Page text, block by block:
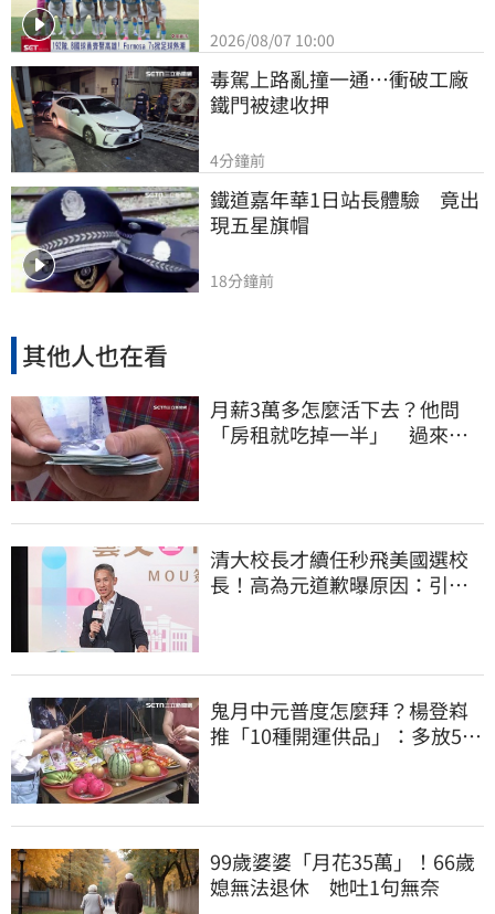
2026/08/07 10:00
毒駕上路亂撞一通…衝破工廠
鐵門被逮收押
4分鐘前
鐵道嘉年華1日站長體驗　竟出
現五星旗帽
18分鐘前
其他人也在看
月薪3萬多怎麼活下去？他問
「房租就吃掉一半」 過來人
清大校長才續任秒飛美國選校
長！高為元道歉曝原因：引起
鬼月中元普度怎麼拜？楊登嵙
推「10種開運供品」：多放5顆
99歲婆婆「月花35萬」！66歲
媳無法退休 她吐1句無奈